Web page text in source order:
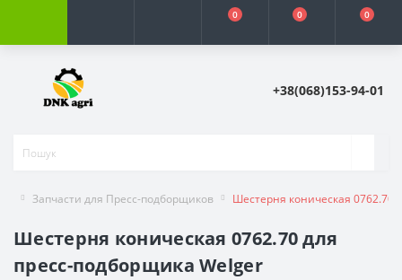
0 0 0
+38(068)153-94-01
Запчасти для Пресс-подборщиков Шестерня коническая 0762.70
Шестерня коническая 0762.70 для
пресс-подборщика Welger